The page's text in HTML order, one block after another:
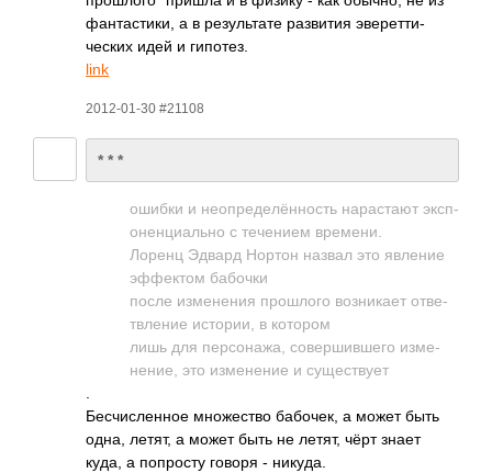
фант­асти­ки, а в резу­льтате разв­ития эвер­етти­
ческих идей и гипо­тез.
link
2012-01-30 #21108
* * *
ошибки и неоп­реде­лённ­ость нара­стают эксп­
онен­циал­ьно с тече­нием врем­ени.
Лоренц Эдвард Нортон назвал это явление
эффе­ктом бабочки
после изме­нения прош­лого возн­икает отве­
твле­ние исто­рии, в котором
лишь для перс­онажа, сове­ршив­шего изме­
нение, это изме­нение и суще­ствует
.
Бесч­исле­нное множ­ество бабо­чек, а может быть
одна, летят, а может быть не летят, чёрт знает
куда, а попр­осту говоря - никуда.